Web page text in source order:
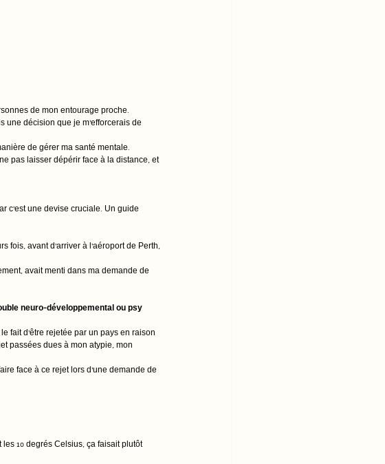
de mon entourage proche.
une décision que je m’efforcerais de
de gérer ma santé mentale.
pas laisser dépérir face à la distance, et
c’est une devise cruciale. Un guide
fois, avant d’arriver à l’aéroport de Perth,
avait menti dans ma demande de
neuro-développemental ou psy
fait d’être rejetée par un pays en raison
passées dues à mon atypie, mon
face à ce rejet lors d’une demande de
10 degrés Celsius, ça faisait plutôt